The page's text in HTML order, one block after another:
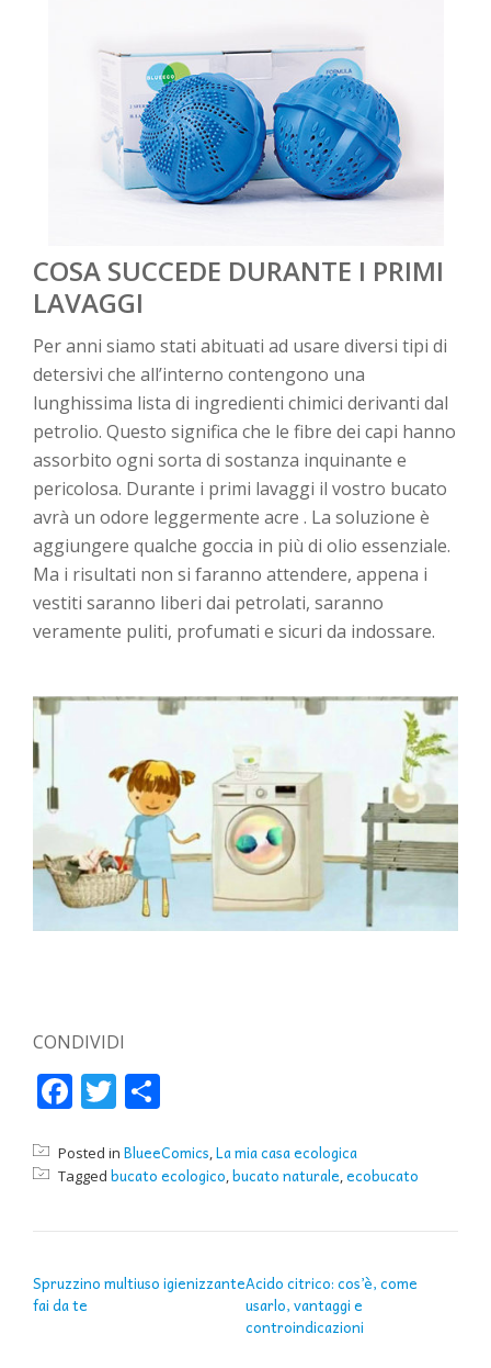
COSA SUCCEDE DURANTE I PRIMI
LAVAGGI
Per anni siamo stati abituati ad usare diversi tipi di
detersivi che all’interno contengono una
lunghissima lista di ingredienti chimici derivanti dal
petrolio. Questo significa che le fibre dei capi hanno
assorbito ogni sorta di sostanza inquinante e
pericolosa. Durante i primi lavaggi il vostro bucato
avrà un odore leggermente acre . La soluzione è
aggiungere qualche goccia in più di olio essenziale.
Ma i risultati non si faranno attendere, appena i
vestiti saranno liberi dai petrolati, saranno
veramente puliti, profumati e sicuri da indossare.
CONDIVIDI
FacebookTwitter
Posted in BlueeComics,La mia casa ecologica
Tagged bucato ecologico,bucato naturale,ecobucato
Spruzzino multiuso igienizzante
fai da te
Acido citrico: cos’è, come
usarlo, vantaggi e
controindicazioni